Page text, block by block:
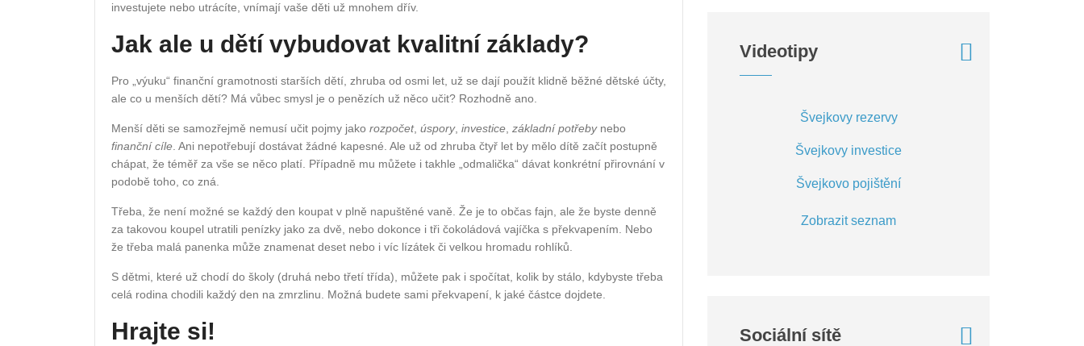
investujete nebo utrácíte, vnímají vaše děti už mnohem dřív.
Jak ale u dětí vybudovat kvalitní základy?
Pro „výuku“ finanční gramotnosti starších dětí, zhruba od osmi let, už se dají použít klidně běžné dětské účty,
ale co u menších dětí? Má vůbec smysl je o penězích už něco učit? Rozhodně ano.
Menší děti se samozřejmě nemusí učit pojmy jako rozpočet, úspory, investice základní potřebynebo
finanční cíle . Ani nepotřebují dostávat žádné kapesné. Ale už od zhruba čtyř let by mělo dítě začít postupně
chápat, že téměř za vše se něco platí. Případně mu můžete i takhle „odmalička“ dávat konkrétní přirovnání v
podobě toho, co zná.
Třeba, že není možné se každý den koupat v plně napuštěné vaně. Že je to občas fajn, ale že byste denně
za takovou koupel utratili penízky jako za dvě, nebo dokonce i tři čokoládová vajíčka s překvapením. Nebo
že třeba malá panenka může znamenat deset nebo i víc lízátek či velkou hromadu rohlíků.
S dětmi, které už chodí do školy (druhá nebo třetí třída), můžete pak i spočítat, kolik by stálo, kdybyste třeba
celá rodina chodili každý den na zmrzlinu. Možná budete sami překvapení, k jaké částce dojdete.
Hrajte si!
Videotipy
Švejkovy rezervy
Švejkovy investice
Švejkovo pojištění
Zobrazit seznam
Sociální sítě